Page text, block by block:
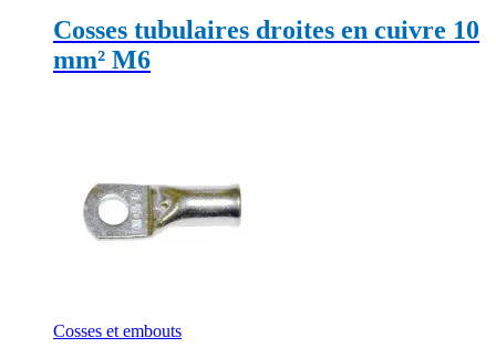
Cosses tubulaires droites en cuivre 10
mm² M6
Cosses et embouts